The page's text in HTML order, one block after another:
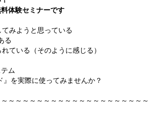
体験セミナーです
みようと思っている
る
ている（そのように感じる）
ム
を実際に使ってみませんか？
～～～～～～～～～～～～～～～～～～～～